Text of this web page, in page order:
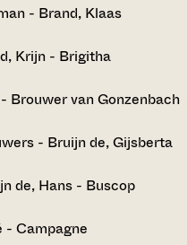
- Brand, Klaas
Krijn - Brigitha
Brouwer van Gonzenbach
- Bruijn de, Gijsberta
de, Hans - Buscop
- Campagne